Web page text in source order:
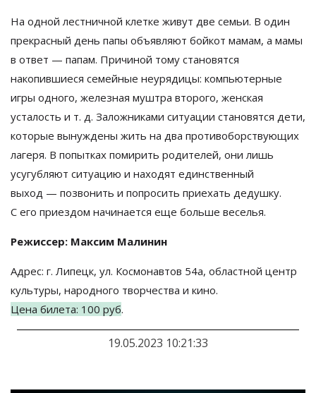
На одной лестничной клетке живут две семьи. В один
прекрасный день папы объявляют бойкот мамам, а мамы
в ответ — папам. Причиной тому становятся
накопившиеся семейные неурядицы: компьютерные
игры одного, железная муштра второго, женская
усталость и т. д. Заложниками ситуации становятся дети,
которые вынуждены жить на два противоборствующих
лагеря. В попытках помирить родителей, они лишь
усугубляют ситуацию и находят единственный
выход — позвонить и попросить приехать дедушку.
С его приездом начинается еще больше веселья.
Режиссер: Максим Малинин
Адрес: г. Липецк, ул. Космонавтов 54а, областной центр
культуры, народного творчества и кино.
Цена билета: 100 руб.
19.05.2023 10:21:33